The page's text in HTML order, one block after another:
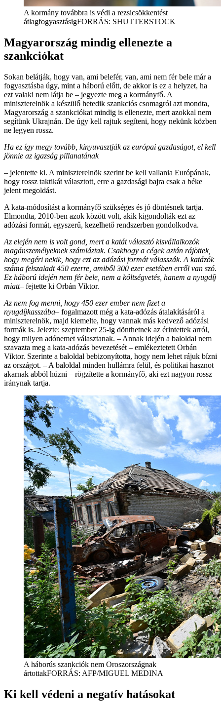
A kormány továbbra is védi a rezsicsökkentést
átlagfogyasztásigFORRÁS: SHUTTERSTOCK
Magyarország mindig ellenezte a
szankciókat
Sokan belátják, hogy van, ami belefér, van, ami nem fér bele már a
fogyasztásba úgy, mint a háború előtt, de akkor is ez a helyzet, ha
ezt valaki nem látja be – jegyezte meg a kormányfő. A
miniszterelnök a készülő hetedik szankciós csomagról azt mondta,
Magyarország a szankciókat mindig is ellenezte, mert azokkal nem
segítünk Ukrajnán. De úgy kell rajtuk segíteni, hogy nekünk közben
ne legyen rossz.
Ha ez így megy tovább, kinyuvasztják az európai gazdaságot, el kell
jönnie az igazság pillanatának
– jelentette ki. A miniszterelnök szerint be kell vallania Európának,
hogy rossz taktikát választott, erre a gazdasági bajra csak a béke
jelent megoldást.
A kata-módosítást a kormányfő szükséges és jó döntésnek tartja.
Elmondta, 2010-ben azok között volt, akik kigondolták ezt az
adózási formát, egyszerű, kezelhető rendszerben gondolkodva.
Az elején nem is volt gond, mert a katát választó kisvállalkozók
magánszemélyeknek számláztak. Csakhogy a cégek aztán rájöttek,
hogy megéri nekik, hogy ezt az adózási formát válasszák. A katázók
száma felszaladt 450 ezerre, amiből 300 ezer esetében erről van szó.
Ez háború idején nem fér bele, nem a költségvetés, hanem a nyugdíj
miatt– fejtette ki Orbán Viktor.
Az nem fog menni, hogy 450 ezer ember nem fizet a
nyugdíjkasszába– fogalmazott még a kata-adózás átalakításáról a
miniszterelnök, majd kiemelte, hogy vannak más kedvező adózási
formák is. Jelezte: szeptember 25-ig dönthetnek az érintettek arról,
hogy milyen adónemet választanak. – Annak idején a baloldal nem
szavazta meg a kata-adózás bevezetését – emlékeztetett Orbán
Viktor. Szerinte a baloldal bebizonyította, hogy nem lehet rájuk bízni
az országot. – A baloldal minden hullámra felül, és politikai hasznot
akarnak abból húzni – rögzítette a kormányfő, aki ezt nagyon rossz
iránynak tartja.
A háborús szankciók nem Oroszországnak
ártottakFORRÁS: AFP/MIGUEL MEDINA
Ki kell védeni a negatív hatásokat